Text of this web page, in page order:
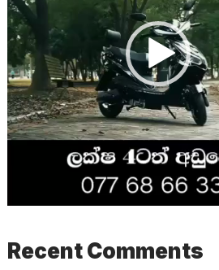
Recent Comments